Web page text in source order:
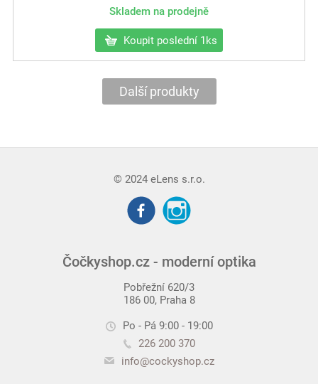
Skladem na prodejně
Koupit poslední 1ks
Další produkty
© 2024 eLens s.r.o.
Čočkyshop.cz - moderní optika
Pobřežní 620/3
186 00, Praha 8
Po - Pá 9:00 - 19:00
226 200 370
info@cockyshop.cz